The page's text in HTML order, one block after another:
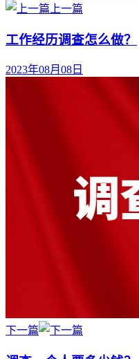
上一篇
工作经历调查怎么做？
2023年08月08日
下一篇